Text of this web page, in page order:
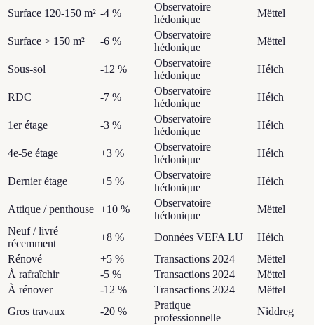
Surface 120-150 m² -4 %
Observatoire
hédonique
Mëttel
Surface > 150 m² -6 %
Observatoire
hédonique
Mëttel
Sous-sol -12 %
Observatoire
hédonique
Héich
RDC -7 %
Observatoire
hédonique
Héich
1er étage -3 %
Observatoire
hédonique
Héich
4e-5e étage +3 %
Observatoire
hédonique
Héich
Dernier étage +5 %
Observatoire
hédonique
Héich
Attique / penthouse +10 %
Observatoire
hédonique
Mëttel
Neuf / livré
récemment
+8 % Données VEFA LU
Héich
Rénové
+5 % Transactions 2024
Mëttel
À rafraîchir
-5 % Transactions 2024
Mëttel
À rénover
-12 % Transactions 2024
Mëttel
Gros travaux
-20 %
Pratique
professionnelle
Niddreg